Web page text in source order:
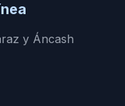
y Áncash